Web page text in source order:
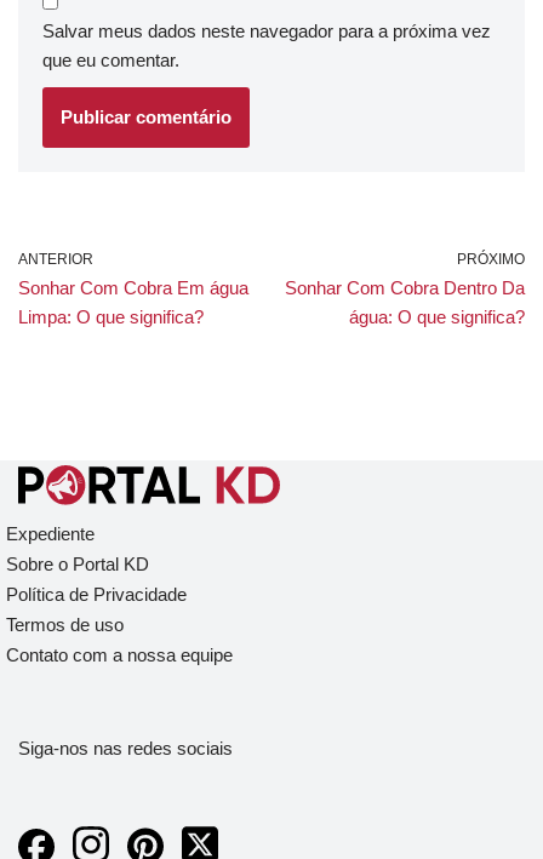
Salvar meus dados neste navegador para a próxima vez
que eu comentar.
ANTERIOR
Sonhar Com Cobra Em água
Limpa: O que significa?
PRÓXIMO
Sonhar Com Cobra Dentro Da
água: O que significa?
Expediente
Sobre o Portal KD
Política de Privacidade
Termos de uso
Contato com a nossa equipe
Siga-nos nas redes sociais